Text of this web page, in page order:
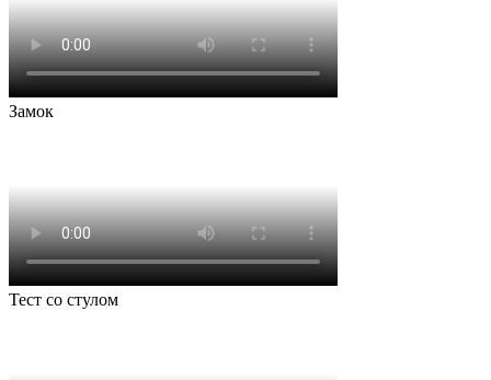
Замок
Тест со стулом